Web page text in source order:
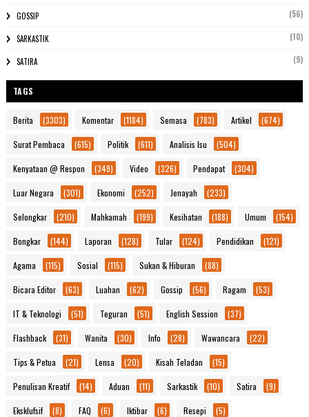
GOSSIP (56)
SARKASTIK (10)
SATIRA (9)
TAGS
Berita (3303) Komentar (1184) Semasa (783) Artikel (674)
Surat Pembaca (615) Politik (611) Analisis Isu (504)
Kenyataan @ Respon (349) Video (326) Pendapat (304)
Luar Negara (301) Ekonomi (252) Jenayah (233)
Selongkar (210) Mahkamah (199) Kesihatan (188) Umum (154)
Bongkar (144) Laporan (128) Tular (124) Pendidikan (121)
Agama (115) Sosial (115) Sukan & Hiburan (88)
Bicara Editor (63) Luahan (62) Gossip (56) Ragam (53)
IT & Teknologi (51) Teguran (51) English Session (37)
Flashback (31) Wanita (30) Info (28) Wawancara (22)
Tips & Petua (21) Lensa (20) Kisah Teladan (15)
Penulisan Kreatif (14) Aduan (11) Sarkastik (10) Satira (9)
Eksklufsif (8) FAQ (6) Iktibar (6) Resepi (5)